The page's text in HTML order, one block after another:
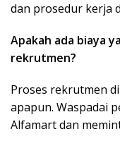
dan prosedur kerja
Apakah ada biaya
rekrutmen?
Proses rekrutmen
apapun. Waspadai
Alfamart dan